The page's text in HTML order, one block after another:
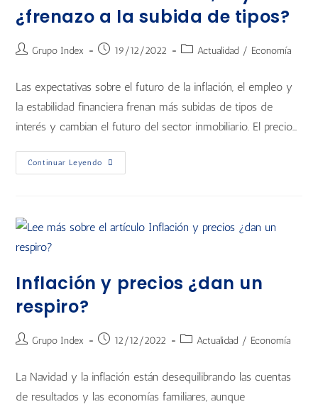
¿frenazo a la subida de tipos?
Grupo Index 19/12/2022 Actualidad / Economía
Las expectativas sobre el futuro de la inflación, el empleo y
la estabilidad financiera frenan más subidas de tipos de
interés y cambian el futuro del sector inmobiliario. El precio…
Continuar Leyendo
Inflación y precios ¿dan un
respiro?
Grupo Index 12/12/2022 Actualidad / Economía
La Navidad y la inflación están desequilibrando las cuentas
de resultados y las economías familiares, aunque